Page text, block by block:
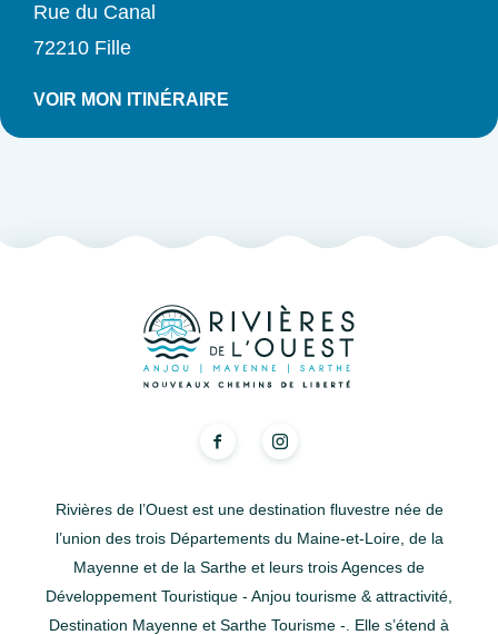
Rue du Canal
72210 Fille
VOIR MON ITINÉRAIRE
Rivières de l’Ouest est une destination fluvestre née de
l’union des trois Départements du Maine-et-Loire, de la
Mayenne et de la Sarthe et leurs trois Agences de
Développement Touristique - Anjou tourisme & attractivité,
Destination Mayenne et Sarthe Tourisme -. Elle s’étend à